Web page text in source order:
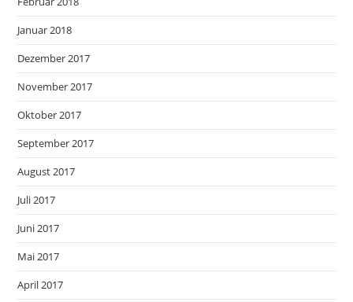
Januar 2018
Dezember 2017
November 2017
Oktober 2017
September 2017
August 2017
Juli 2017
Juni 2017
Mai 2017
April 2017